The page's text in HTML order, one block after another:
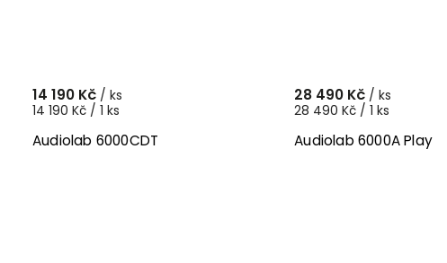
Audiolab 6000CDT
14 190 Kč / ks
14 190 Kč / 1 ks
Audiolab 6000A Play
28 490 Kč / ks
28 490 Kč / 1 ks